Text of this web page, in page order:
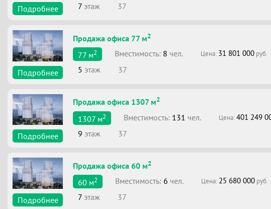
Подробнее 7 этаж 37
Подробнее
Продажа офиса 77 м2
77 м2 Вместимоcть: 8 чел. Цена: 31 801 000 руб.
5 этаж 37
Подробнее
Продажа офиса 1307 м2
1307 м2 Вместимоcть: 131 чел. Цена:401 249
9 этаж 37
Подробнее
Продажа офиса 60 м2
60 м2 Вместимоcть: 6 чел. Цена: 25 680 000 руб.
7 этаж 37